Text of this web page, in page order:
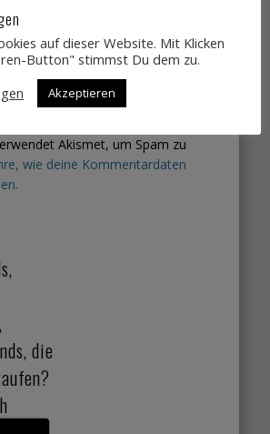
Akismet, um Spam zu
wie deine Kommentardaten
die
auf dieser Website. Mit Klicken
Button" stimmst Du dem zu.
Akzeptieren